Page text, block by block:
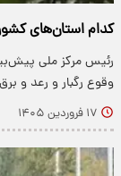
کدام استان‌های
رئیس مرکز ملی
وقوع رگبار و رعد و
۱۷ فروردین ۱۴۰۵